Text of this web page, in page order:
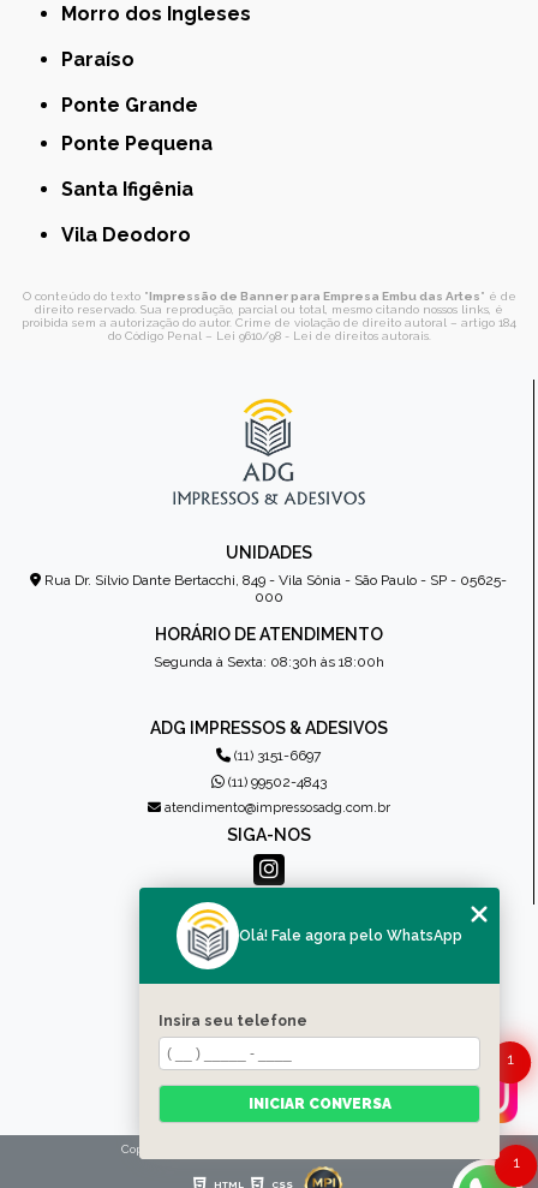
Morro dos Ingleses
Paraíso
Ponte Grande
Ponte Pequena
Santa Ifigênia
Vila Deodoro
O conteúdo do texto "Impressão de Banner para Empresa Embu das Artes" é de
direito reservado. Sua reprodução, parcial ou total, mesmo citando nossos links, é
proibida sem a autorização do autor. Crime de violação de direito autoral – artigo 184
do Código Penal – Lei 9610/98 - Lei de direitos autorais.
UNIDADES
Rua Dr. Sílvio Dante Bertacchi, 849 - Vila Sônia - São Paulo - SP - 05625-
000
HORÁRIO DE ATENDIMENTO
Segunda à Sexta: 08:30h às 18:00h
ADG IMPRESSOS & ADESIVOS
(11) 3151-6697
(11) 99502-4843
atendimento@impressosadg.com.br
SIGA-NOS
MENU
QUEM SOMOS
PRODUTOS
CONTATO
CATEGORIAS
MAPA DO SITE
Copyright © Impressos ADG. (Lei 9610 de 19/02/1998)
HTML CSS
1
1
Olá! Fale agora pelo WhatsApp
Insira seu telefone
INICIAR CONVERSA